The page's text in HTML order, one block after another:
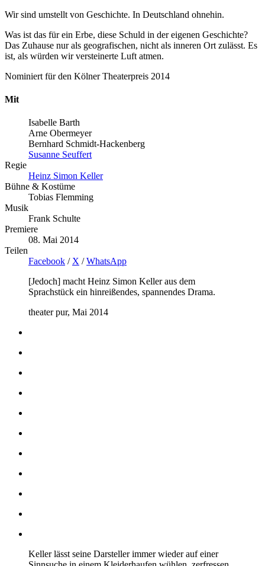
Wir sind umstellt von Geschichte. In Deutschland ohnehin.
Was ist das für ein Erbe, diese Schuld in der eigenen Geschichte?
Das Zuhause nur als geografischen, nicht als inneren Ort zulässt. Es
ist, als würden wir versteinerte Luft atmen.
Nominiert für den Kölner Theaterpreis 2014
Mit
Isabelle Barth
Arne Obermeyer
Bernhard Schmidt-Hackenberg
Susanne Seuffert
Regie
Heinz Simon Keller
Bühne & Kostüme
Tobias Flemming
Musik
Frank Schulte
Premiere
08. Mai 2014
Teilen
Facebook / X /WhatsApp
[Jedoch] macht Heinz Simon Keller aus dem
Sprachstück ein hinreißendes, spannendes Drama.
theater pur, Mai 2014
Keller lässt seine Darsteller immer wieder auf einer